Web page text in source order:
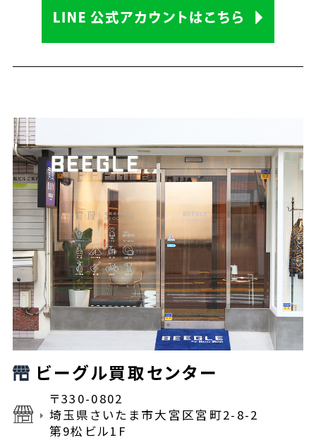
ビーグル買取センター
〒330-0802
埼玉県さいたま市大宮区宮町2-8-2
第9松ビル1F